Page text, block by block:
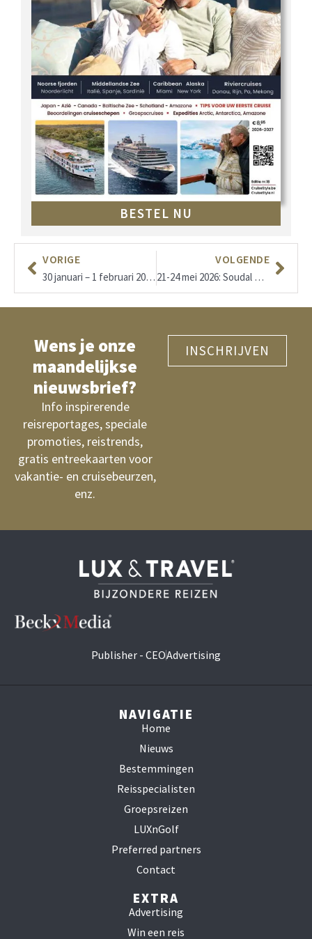
BESTEL NU
VORIGE
30 januari – 1 februari 2026 Vakantiesalon Antwerpen
VOLGENDE
21-24 mei 2026: Soudal Open (DP World Tour) – Rinkven Golf Club, Schilde
Wens je onze
maandelijkse
nieuwsbrief?
Info inspirerende
reisreportages, speciale
promoties, reistrends,
gratis entreekaarten voor
vakantie- en cruisebeurzen,
enz.
INSCHRIJVEN
Publisher - CEOAdvertising
NAVIGATIE
Home
Nieuws
Bestemmingen
Reisspecialisten
Groepsreizen
LUXnGolf
Preferred partners
Contact
EXTRA
Advertising
Win een reis